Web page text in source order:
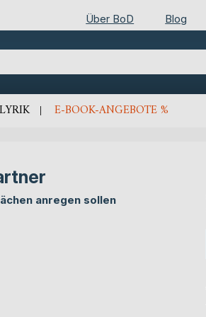
Über BoD Blog
LYRIK E-BOOK-ANGEBOTE %
anregen sollen